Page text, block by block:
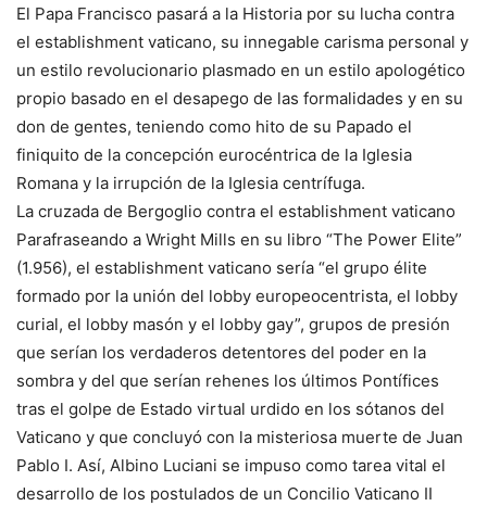
El Papa Francisco pasará a la Historia por su lucha contra
el establishment vaticano, su innegable carisma personal y
un estilo revolucionario plasmado en un estilo apologético
propio basado en el desapego de las formalidades y en su
don de gentes, teniendo como hito de su Papado el
finiquito de la concepción eurocéntrica de la Iglesia
Romana y la irrupción de la Iglesia centrífuga.
La cruzada de Bergoglio contra el establishment vaticano
Parafraseando a Wright Mills en su libro “The Power Elite”
(1.956), el establishment vaticano sería “el grupo élite
formado por la unión del lobby europeocentrista, el lobby
curial, el lobby masón y el lobby gay”, grupos de presión
que serían los verdaderos detentores del poder en la
sombra y del que serían rehenes los últimos Pontífices
tras el golpe de Estado virtual urdido en los sótanos del
Vaticano y que concluyó con la misteriosa muerte de Juan
Pablo I. Así, Albino Luciani se impuso como tarea vital el
desarrollo de los postulados de un Concilio Vaticano II